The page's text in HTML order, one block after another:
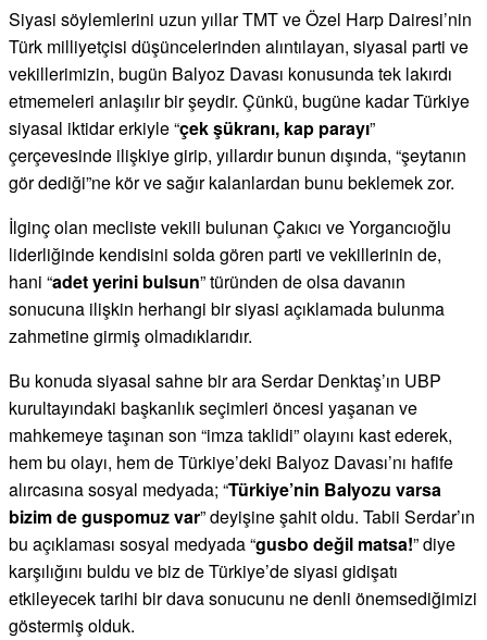
Siyasi söylemlerini uzun yıllar TMT ve Özel Harp Dairesi’nin
Türk milliyetçisi düşüncelerinden alıntılayan, siyasal parti ve
vekillerimizin, bugün Balyoz Davası konusunda tek lakırdı
etmemeleri anlaşılır bir şeydir. Çünkü, bugüne kadar Türkiye
siyasal iktidar erkiyle “çek şükranı, kap parayı”
çerçevesinde ilişkiye girip, yıllardır bunun dışında, “şeytanın
gör dediği”ne kör ve sağır kalanlardan bunu beklemek zor.
İlginç olan mecliste vekili bulunan Çakıcı ve Yorgancıoğlu
liderliğinde kendisini solda gören parti ve vekillerinin de,
hani “adet yerini bulsun” türünden de olsa davanın
sonucuna ilişkin herhangi bir siyasi açıklamada bulunma
zahmetine girmiş olmadıklarıdır.
Bu konuda siyasal sahne bir ara Serdar Denktaş’ın UBP
kurultayındaki başkanlık seçimleri öncesi yaşanan ve
mahkemeye taşınan son “imza taklidi” olayını kast ederek,
hem bu olayı, hem de Türkiye’deki Balyoz Davası’nı hafife
alırcasına sosyal medyada; “Türkiye’nin Balyozu varsa
bizim de guspomuz var” deyişine şahit oldu. Tabii Serdar’ın
bu açıklaması sosyal medyada “gusbo değil matsa!” diye
karşılığını buldu ve biz de Türkiye’de siyasi gidişatı
etkileyecek tarihi bir dava sonucunu ne denli önemsediğimizi
göstermiş olduk.